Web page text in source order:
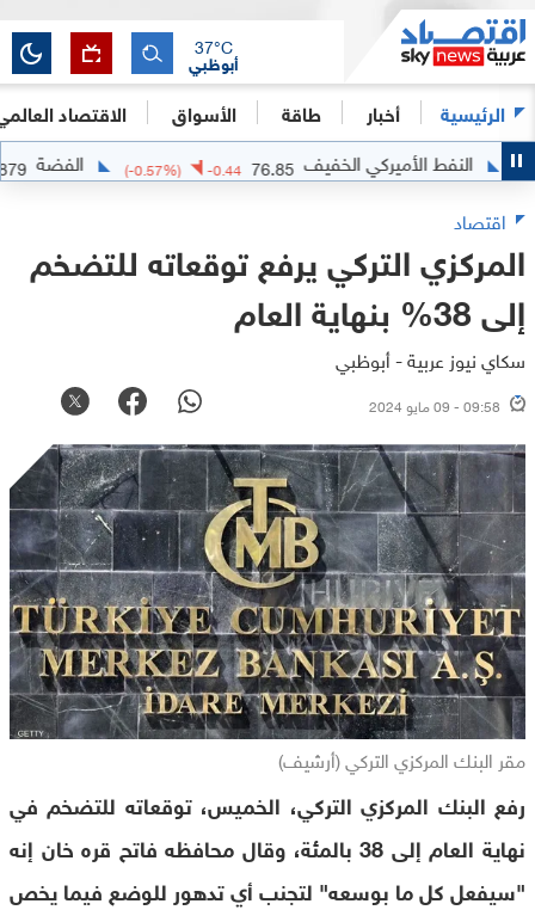
الرئيسية أخبار طاقة الأسواق الاقتصاد
أبوظبي
37°C
النفط الأميركي الخفيف 76.85
-0.44
-0.57%) الفضة 64.0879
اقتصاد
المركزي التركي يرفع توقعاته للتضخم
إلى 38% بنهاية العام
سكاي نيوز عربية - أبوظبي
09:58 - 09 مايو 2024
مقر البنك المركزي التركي (أرشيف)
رفع البنك المركزي التركي، الخميس، توقعاته للتضخم في
نهاية العام إلى 38 بالمئة، وقال محافظه فاتح قره خان إنه
"سيفعل كل ما بوسعه" لتجنب أي تدهور للوضع فيما يخص